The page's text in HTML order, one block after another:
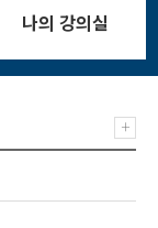
나의 강의실
+